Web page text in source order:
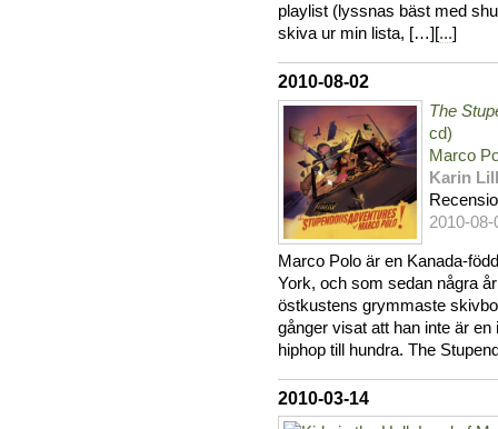
playlist (lyssnas bäst med
skiva ur min lista, […][...]
2010-08-02
The
cd)
Marco
Karin
2010-08-
Marco Polo är en Kanada-
York, och som sedan några
östkustens grymmaste
gånger visat att han inte är
hiphop till hundra. The
2010-03-14